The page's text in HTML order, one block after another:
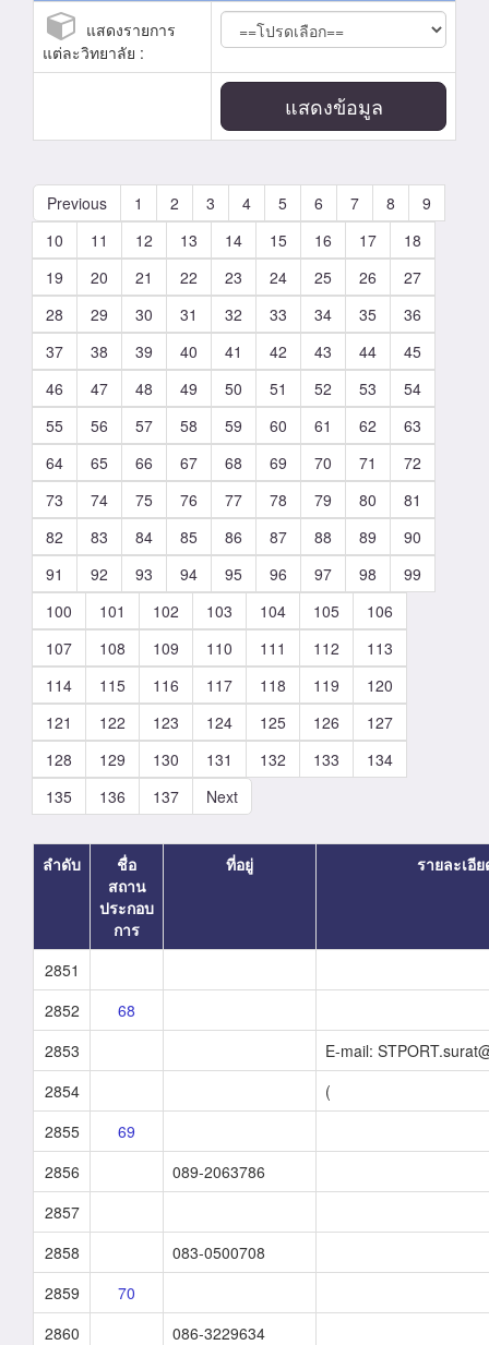
แสดงรายการ
แต่ละวิทยาลัย :
แสดงข้อมูล
Previous 1 2 3 4 5 6 7 8
9
10
11 12 13 14 15 16 17
18
19
20 21 22 23 24 25 26
27
28
29 30 31 32 33 34 35
36
37
38 39 40 41 42 43 44
45
46
47 48 49 50 51 52 53
54
55
56 57 58 59 60 61 62
63
64
65 66 67 68 69 70 71
72
73
74 75 76 77 78 79 80
81
82
83 84 85 86 87 88 89
90
91
92 93 94 95 96 97 98
99
100
101 102 103 104 105
106
107
108 109 110 111 112
113
114
115 116 117 118 119
120
121
122 123 124 125 126
127
128
129 130 131 132 133
134
135
136 137 Next
ลำดับ
ชื่อ
สถาน
ประกอบ
การ
ที่อยู่ รายละเอีย
2851
2852
68
2853
E-mail:
2854
(
2855
69
2856
089-2063786
2857
2858
083-0500708
2859
70
2860
086-3229634